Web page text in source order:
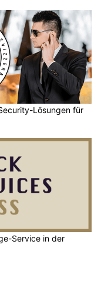
Lösungen für
Service in der